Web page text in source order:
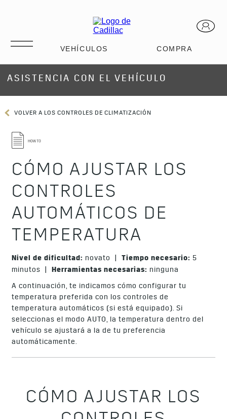
ASISTENCIA CON EL VEHÍCULO
VOLVER A LOS CONTROLES DE CLIMATIZACIÓN
CÓMO AJUSTAR LOS
CONTROLES
AUTOMÁTICOS DE
TEMPERATURA
Nivel de dificultad: novato |Tiempo necesario: 5
minutos |Herramientas necesarias: ninguna
A continuación, te indicamos cómo configurar tu
temperatura preferida con los controles de
temperatura automáticos (si está equipado). Si
seleccionas el modo AUTO, la temperatura dentro del
vehículo se ajustará a la de tu preferencia
automáticamente.
CÓMO AJUSTAR LOS